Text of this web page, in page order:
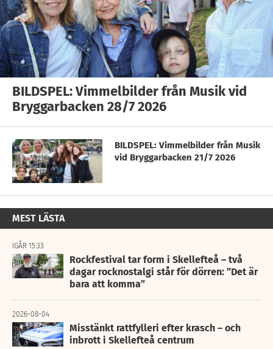
BILDSPEL: Vimmelbilder från Musik vid
Bryggarbacken 28/7 2026
BILDSPEL: Vimmelbilder från Musik
vid Bryggarbacken 21/7 2026
MEST LÄSTA
IGÅR 15:33
Rockfestival tar form i Skellefteå – två
dagar rocknostalgi står för dörren: ”Det är
bara att komma”
2026-08-04
Misstänkt rattfylleri efter krasch – och
inbrott i Skellefteå centrum